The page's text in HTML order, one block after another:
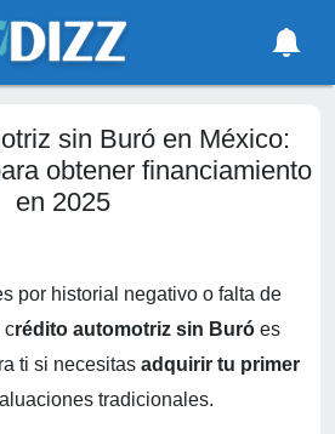
sin Buró en México:
obtener financiamiento
en 2025
por historial negativo o falta de
crédito automotriz sin Buró es
ti si necesitas adquirir tu primer
tradicionales.